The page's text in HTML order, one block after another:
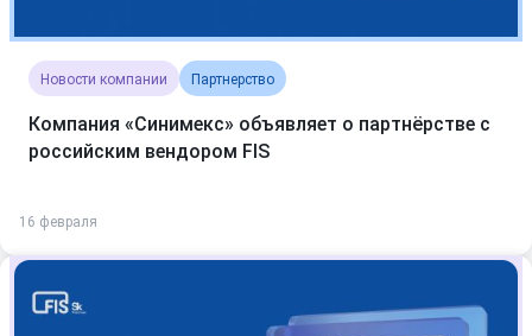
Новости компании Партнерство
Компания «Синимекс» объявляет о партнёрстве с
российским вендором FIS
16 февраля